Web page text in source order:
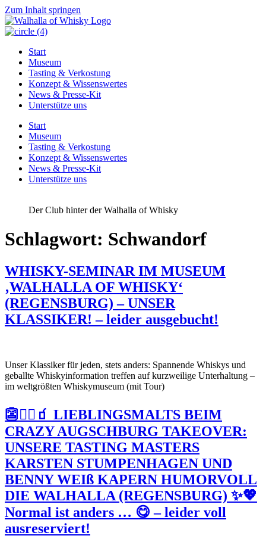
Zum Inhalt springen
Start
Museum
Tasting & Verkostung
Konzept & Wissenswertes
News & Presse-Kit
Unterstütze uns
Start
Museum
Tasting & Verkostung
Konzept & Wissenswertes
News & Presse-Kit
Unterstütze uns
Der Club hinter der Walhalla of Whisky
Schlagwort: Schwandorf
WHISKY-SEMINAR IM MUSEUM
‚WALHALLA OF WHISKY‘
(REGENSBURG) – UNSER
KLASSIKER! – leider ausgebucht!
Unser Klassiker für jeden, stets anders: Spannende Whiskys und
geballte Whiskyinformation treffen auf kurzweilige Unterhaltung –
im weltgrößten Whiskymuseum (mit Tour)
👺🏴‍☠️🧃 LIEBLINGSMALTS BEIM
CRAZY AUGSCHBURG TAKEOVER:
UNSERE TASTING MASTERS
KARSTEN STUMPENHAGEN UND
BENNY WEIß KAPERN HUMORVOLL
DIE WALHALLA (REGENSBURG) ✨💖
Normal ist anders … 😋 – leider voll
ausreserviert!